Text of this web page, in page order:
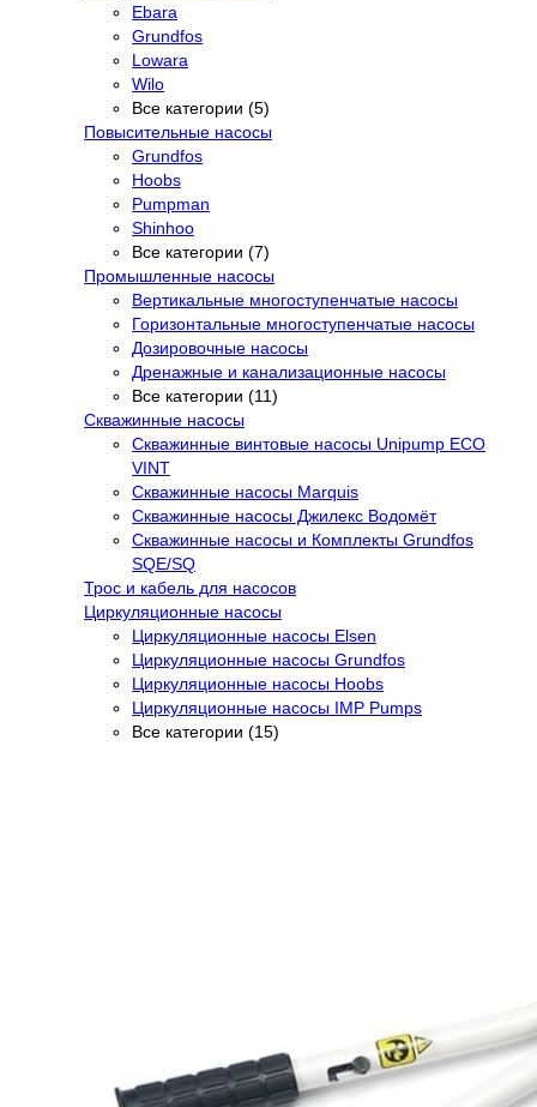
Ebara
Grundfos
Lowara
Wilo
Все категории (5)
Повысительные насосы
Grundfos
Hoobs
Pumpman
Shinhoo
Все категории (7)
Промышленные насосы
Вертикальные многоступенчатые насосы
Горизонтальные многоступенчатые насосы
Дозировочные насосы
Дренажные и канализационные насосы
Все категории (11)
Скважинные насосы
Скважинные винтовые насосы Unipump ECO
VINT
Скважинные насосы Marquis
Скважинные насосы Джилекс Водомёт
Скважинные насосы и Комплекты Grundfos
SQE/SQ
Трос и кабель для насосов
Циркуляционные насосы
Циркуляционные насосы Elsen
Циркуляционные насосы Grundfos
Циркуляционные насосы Hoobs
Циркуляционные насосы IMP Pumps
Все категории (15)